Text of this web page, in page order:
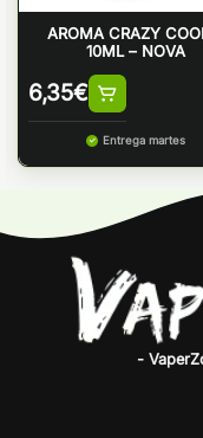
AROMA CRAZY
10ML – NOVA
6,35€
Entrega martes
-